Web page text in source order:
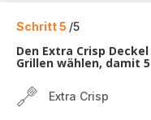
Schritt 5 /5
Den Extra Crisp
Grillen wählen, damit
Extra Crisp